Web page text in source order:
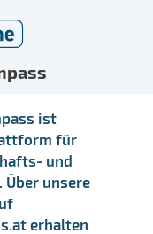
ist
für
und
unsere
erhalten